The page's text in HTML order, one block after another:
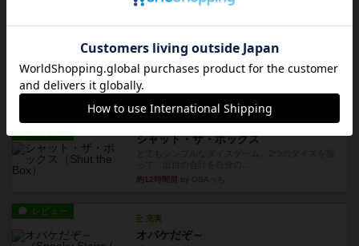
約8時間前 by nabekoh
充実
エコーズ・オブ・タイム
カードゲームにファイナルファンタジーのアクテ
ィブタイムバトル（もしくは...
シャット・ザ・ボックス
約12時間前
レビュー
充実
オバケだぞ～